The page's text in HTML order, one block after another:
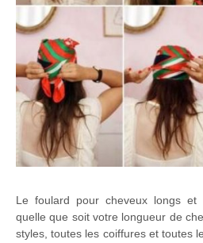
Le foulard pour cheveux longs
quelle que soit votre longueur de
styles, toutes les coiffures et toutes